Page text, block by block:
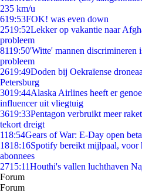
235 km/u
619:53FOK! was even down
2519:52Lekker op vakantie naar
probleem
8119:50'Witte' mannen discrimineren
probleem
2619:49Doden bij Oekraïense
Petersburg
3019:44Alaska Airlines heeft er
influencer uit vliegtuig
3619:33Pentagon verbruikt meer
tekort dreigt
118:54Gears of War: E-Day open
1818:16Spotify bereikt mijlpaal, voor
abonnees
2715:11Houthi's vallen luchthaven
Forum
Forum